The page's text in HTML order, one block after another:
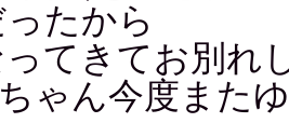
たから
てきてお別れ
ゃん今度また